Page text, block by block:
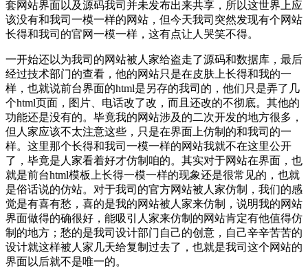
套网站界面以及源码我司并未发布出来共享，所以这世界上应
该没有和我司一模一样的网站，但今天我司突然发现有个网站
长得和我司的官网一模一样，这有点让人哭笑不得。
一开始还以为我司的网站被人家给盗走了源码和数据库，最后
经过技术部门的查看，他的网站只是在皮肤上长得和我的一
样，也就说前台界面的html是另存的我司的，他们只是弄了几
个html页面，图片、电话改了改，而且还改的不彻底。其他的
功能还是没有的。毕竟我的网站涉及的二次开发的地方很多，
但人家应该不太注意这些，只是在界面上仿制的和我司的一
样。这里那个长得和我司一模一样的网站我就不在这里公开
了，毕竟是人家看着好才仿制咱的。其实对于网站在界面，也
就是前台html模板上长得一模一样的现象还是很常见的，也就
是俗话说的仿站。对于我司的官方网站被人家仿制，我们的感
觉是有喜有愁，喜的是我的网站被人家来仿制，说明我的网站
界面做得的确很好，能吸引人家来仿制的网站肯定有他值得仿
制的地方；愁的是我司设计部门自己的创意，自己辛辛苦苦的
设计就这样被人家几天给复制过去了，也就是我司这个网站的
界面以后就不是唯一的。